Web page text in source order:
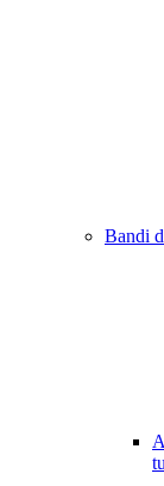
Bandi